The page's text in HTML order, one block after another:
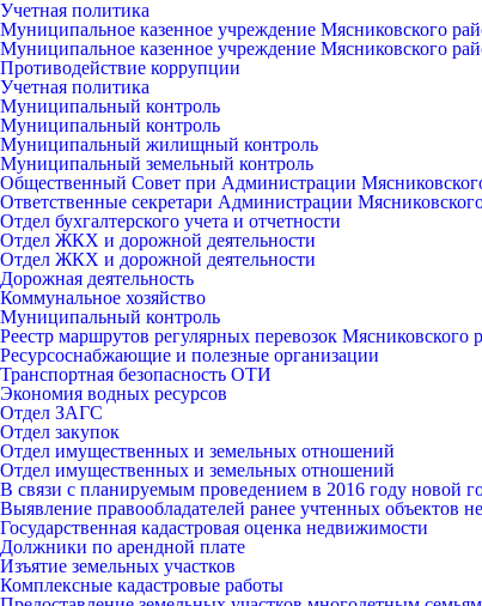
Учетная политика
Муниципальное казенное учреждение Мясниковского
Муниципальное казенное учреждение Мясниковского
Противодействие коррупции
Учетная политика
Муниципальный контроль
Муниципальный контроль
Муниципальный жилищный контроль
Муниципальный земельный контроль
Общественный Совет при Администрации
Ответственные секретари Администрации
Отдел бухгалтерского учета и отчетности
Отдел ЖКХ и дорожной деятельности
Отдел ЖКХ и дорожной деятельности
Дорожная деятельность
Коммунальное хозяйство
Муниципальный контроль
Реестр маршрутов регулярных перевозок Мясниковского
Ресурсоснабжающие и полезные организации
Транспортная безопасность ОТИ
Экономия водных ресурсов
Отдел ЗАГС
Отдел закупок
Отдел имущественных и земельных отношений
Отдел имущественных и земельных отношений
В связи с планируемым проведением в 2016 году новой
Выявление правообладателей ранее учтенных объектов
Государственная кадастровая оценка недвижимости
Должники по арендной плате
Изъятие земельных участков
Комплексные кадастровые работы